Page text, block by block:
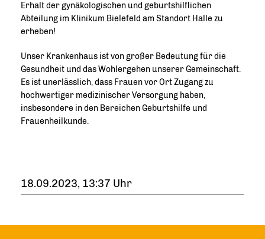
Erhalt der gynäkologischen und geburtshilflichen
Abteilung im Klinikum Bielefeld am Standort Halle zu
erheben!
Unser Krankenhaus ist von großer Bedeutung für die
Gesundheit und das Wohlergehen unserer Gemeinschaft.
Es ist unerlässlich, dass Frauen vor Ort Zugang zu
hochwertiger medizinischer Versorgung haben,
insbesondere in den Bereichen Geburtshilfe und
Frauenheilkunde.
18.09.2023, 13:37 Uhr